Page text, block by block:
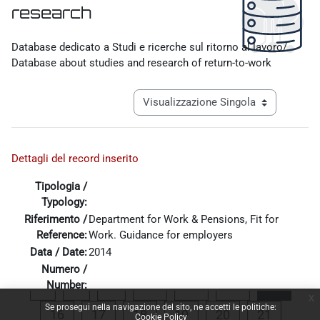
Se prosegui nella navigazione del sito, ne accetti le politiche:
Cookie Policy
research
Database dedicato a Studi e ricerche sul ritorno al lavoro/
Database about studies and research of return-to-work
Navigazione terziaria modalità
Dettagli del record inserito
Tipologia /
Typology:
Riferimento /
Reference:
Department for Work & Pensions, Fit for
Work. Guidance for employers
Data / Date:2014
Numero /
Number:
Allega file::
gp-fit-for-work-employers.pdf
«Pagina precedente
1Pagina 1
… 12 13 14 15
16Pagina 16
17Pagina 17
18Pagina 18
19Pagina 19
20Pagina 20
21Pagina